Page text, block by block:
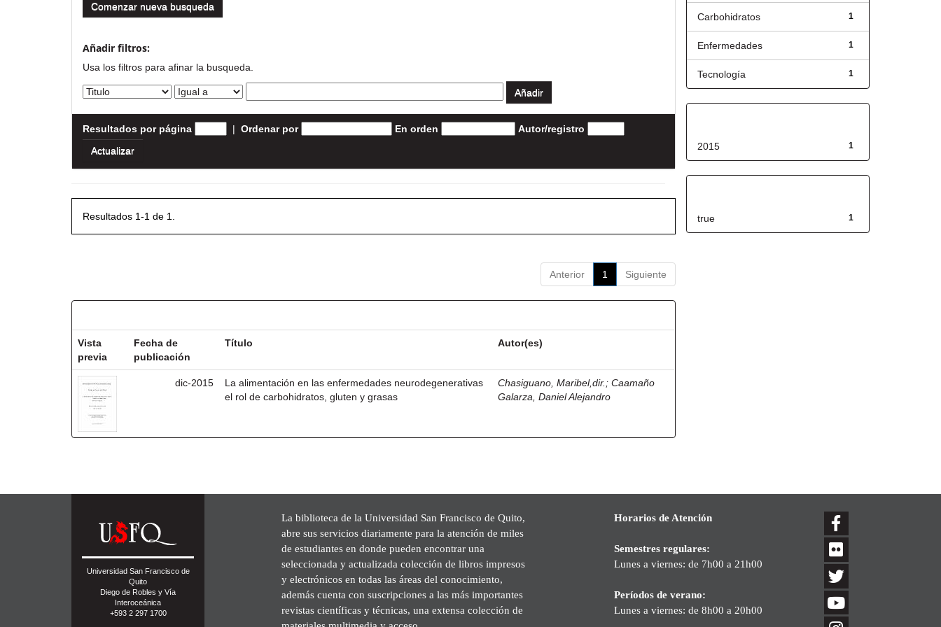
Comenzar nueva busqueda
Añadir filtros:
Usa los filtros para afinar la busqueda.
Resultados por página | Ordenar por En orden Autor/registro
Resultados 1-1 de 1.
Anterior 1 Siguiente
Vista
previa
Fecha de
publicación
Título Autor(es)
dic-2015
La alimentación en las enfermedades neurodegenerativas
el rol de carbohidratos, gluten y grasas
Chasiguano, Maribel,dir. ;Caamaño
Galarza, Daniel Alejandro
1
Carbohidratos
1
Enfermedades
1
Tecnología
1
2015
1
true
Universidad San Francisco de
Quito
Diego de Robles y Vía
Interoceánica
+593 2 297 1700
La biblioteca de la Universidad San Francisco de Quito,
abre sus servicios diariamente para la atención de miles
de estudiantes en donde pueden encontrar una
seleccionada y actualizada colección de libros impresos
y electrónicos en todas las áreas del conocimiento,
además cuenta con suscripciones a las más importantes
revistas científicas y técnicas, una extensa colección de
Horarios de Atención
Semestres regulares:
Lunes a viernes: de 7h00 a 21h00
Períodos de verano:
Lunes a viernes: de 8h00 a 20h00